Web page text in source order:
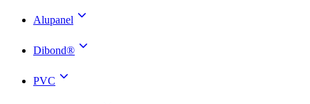
Alupanel
Dibond®
PVC